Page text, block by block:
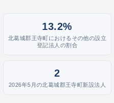
13.2%
北葛城郡王寺町におけるその他の設立
登記法人の割合
2
2026年5月の北葛城郡王寺町新設法人